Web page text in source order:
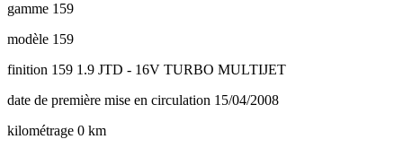
gamme 159
modèle 159
finition 159 1.9 JTD - 16V TURBO MULTIJET
date de première mise en circulation 15/04/2008
kilométrage 0 km